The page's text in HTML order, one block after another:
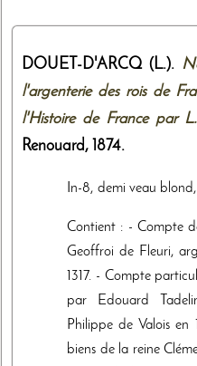
DOUET-D'ARCQ (L.).
l'argenterie des rois de
l'Histoire de France par
Renouard, 1874.
In-8, demi veau
Contient : - Compte
Geoffroi de Fleuri,
1317. - Compte
par Edouard
Philippe de Valois en
biens de la reine